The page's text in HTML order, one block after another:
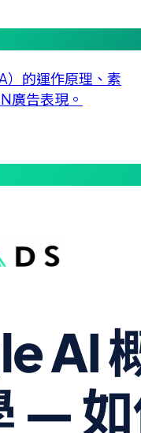
）的運作原理、素
廣告表現。